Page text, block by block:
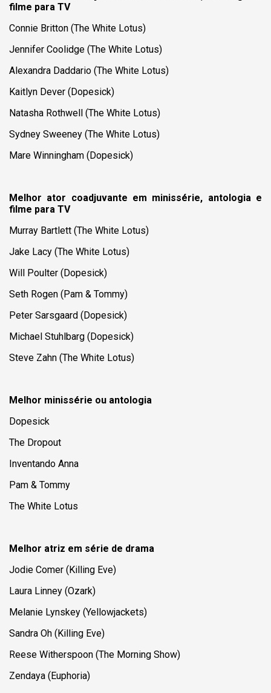
filme para TV
Connie Britton (The White Lotus)
Jennifer Coolidge (The White Lotus)
Alexandra Daddario (The White Lotus)
Kaitlyn Dever (Dopesick)
Natasha Rothwell (The White Lotus)
Sydney Sweeney (The White Lotus)
Mare Winningham (Dopesick)
Melhor ator coadjuvante em minissérie, antologia e
filme para TV
Murray Bartlett (The White Lotus)
Jake Lacy (The White Lotus)
Will Poulter (Dopesick)
Seth Rogen (Pam & Tommy)
Peter Sarsgaard (Dopesick)
Michael Stuhlbarg (Dopesick)
Steve Zahn (The White Lotus)
Melhor minissérie ou antologia
Dopesick
The Dropout
Inventando Anna
Pam & Tommy
The White Lotus
Melhor atriz em série de drama
Jodie Comer (Killing Eve)
Laura Linney (Ozark)
Melanie Lynskey (Yellowjackets)
Sandra Oh (Killing Eve)
Reese Witherspoon (The Morning Show)
Zendaya (Euphoria)